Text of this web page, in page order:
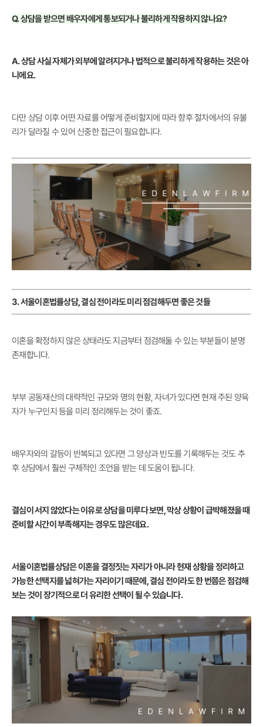
Q. 상담을 받으면 배우자에게 통보되거나 불리하게 작용하지 않나요?
A. 상담 사실 자체가 외부에 알려지거나 법적으로 불리하게 작용하는 것은 아
니에요.
다만 상담 이후 어떤 자료를 어떻게 준비할지에 따라 향후 절차에서의 유불
리가 달라질 수 있어 신중한 접근이 필요합니다.
3. 서울이혼법률상담, 결심 전이라도 미리 점검해두면 좋은 것들
이혼을 확정하지 않은 상태라도 지금부터 점검해둘 수 있는 부분들이 분명
존재합니다.
부부 공동재산의 대략적인 규모와 명의 현황, 자녀가 있다면 현재 주된 양육
자가 누구인지 등을 미리 정리해두는 것이 좋죠.
배우자와의 갈등이 반복되고 있다면 그 양상과 빈도를 기록해두는 것도 추
후 상담에서 훨씬 구체적인 조언을 받는 데 도움이 됩니다.
결심이 서지 않았다는 이유로 상담을 미루다 보면, 막상 상황이 급박해졌을 때
준비할 시간이 부족해지는 경우도 많은데요.
서울이혼법률상담은 이혼을 결정짓는 자리가 아니라 현재 상황을 정리하고
가능한 선택지를 넓혀가는 자리이기 때문에, 결심 전이라도 한 번쯤은 점검해
보는 것이 장기적으로 더 유리한 선택이 될 수 있습니다.